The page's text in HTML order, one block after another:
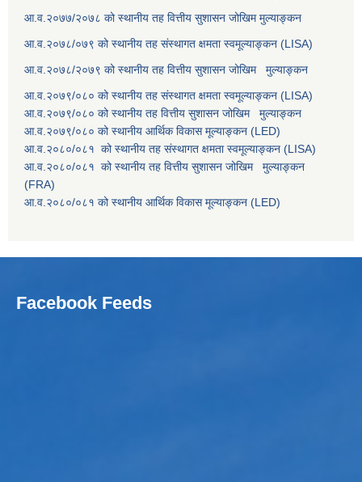
आ.व.२०७७/२०७८ को स्थानीय तह वित्तीय सुशासन जोखिम मुल्याङ्कन
आ.व.२०७८/०७९ को स्थानीय तह संस्थागत क्षमता स्वमूल्याङ्कन (LISA)
आ.व.२०७८/२०७९ को स्थानीय तह वित्तीय सुशासन जोखिम मुल्याङ्कन
आ.व.२०७९/०८० को स्थानीय तह संस्थागत क्षमता स्वमूल्याङ्कन (LISA)
आ.व.२०७९/०८० को स्थानीय तह वित्तीय सुशासन जोखिम मुल्याङ्कन
आ.व.२०७९/०८० को स्थानीय आर्थिक विकास मूल्याङ्कन (LED)
आ.व.२०८०/०८१ को स्थानीय तह संस्थागत क्षमता स्वमूल्याङ्कन (LISA)
आ.व.२०८०/०८१ को स्थानीय तह वित्तीय सुशासन जोखिम मुल्याङ्कन
(FRA)
आ.व.२०८०/०८१ को स्थानीय आर्थिक विकास मूल्याङ्कन (LED)
Facebook Feeds